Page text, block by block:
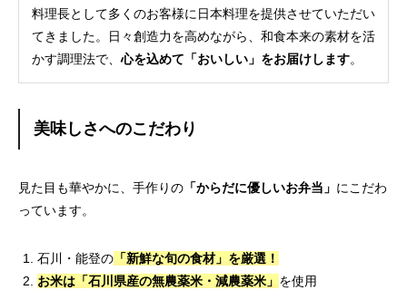
料理長として多くのお客様に日本料理を提供させていただい
てきました。日々創造力を高めながら、和食本来の素材を活
かす調理法で、 心を込めて「おいしい」をお届けします。
美味しさへのこだわり
見た目も華やかに、手作りの 「からだに優しいお弁当」 にこだわ
っています。
石川・能登の 「新鮮な旬の食材」を厳選！
お米は「石川県産の無農薬米・減農薬米」 を使用